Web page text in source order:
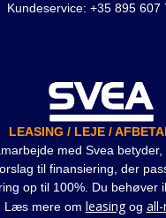
Kundeservice: +35 895 607
LEASING / LEJE /
med Svea
til finansiering, der
op til 100%. Du behøver
Læs mere om leasingog